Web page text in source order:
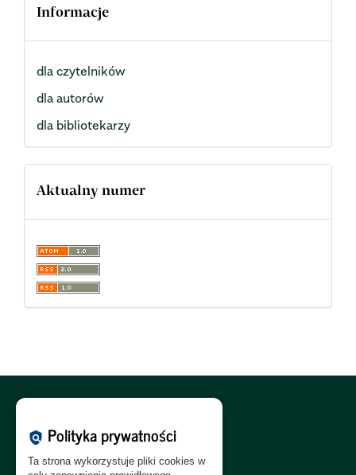
Informacje
dla czytelników
dla autorów
dla bibliotekarzy
Aktualny numer
Polityka Prywatności:PL
Polityka RODO:PL|EN
policy Polityka prywatności
Ta strona wykorzystuje pliki cookies w